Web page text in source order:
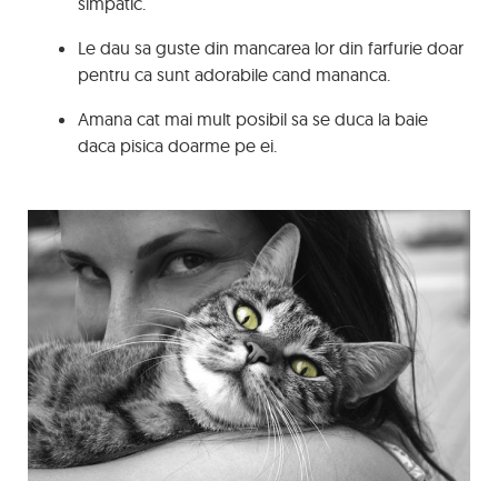
Le dau sa guste din mancarea lor din farfurie doar
pentru ca sunt adorabile cand mananca.
Amana cat mai mult posibil sa se duca la baie
daca pisica doarme pe ei.